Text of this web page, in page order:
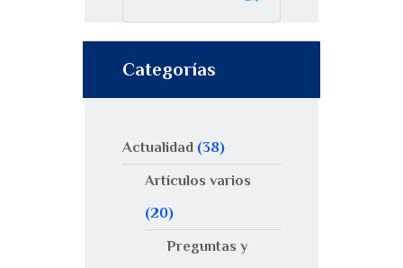
Categorías
Actualidad (38)
Artículos varios
(20)
Preguntas y